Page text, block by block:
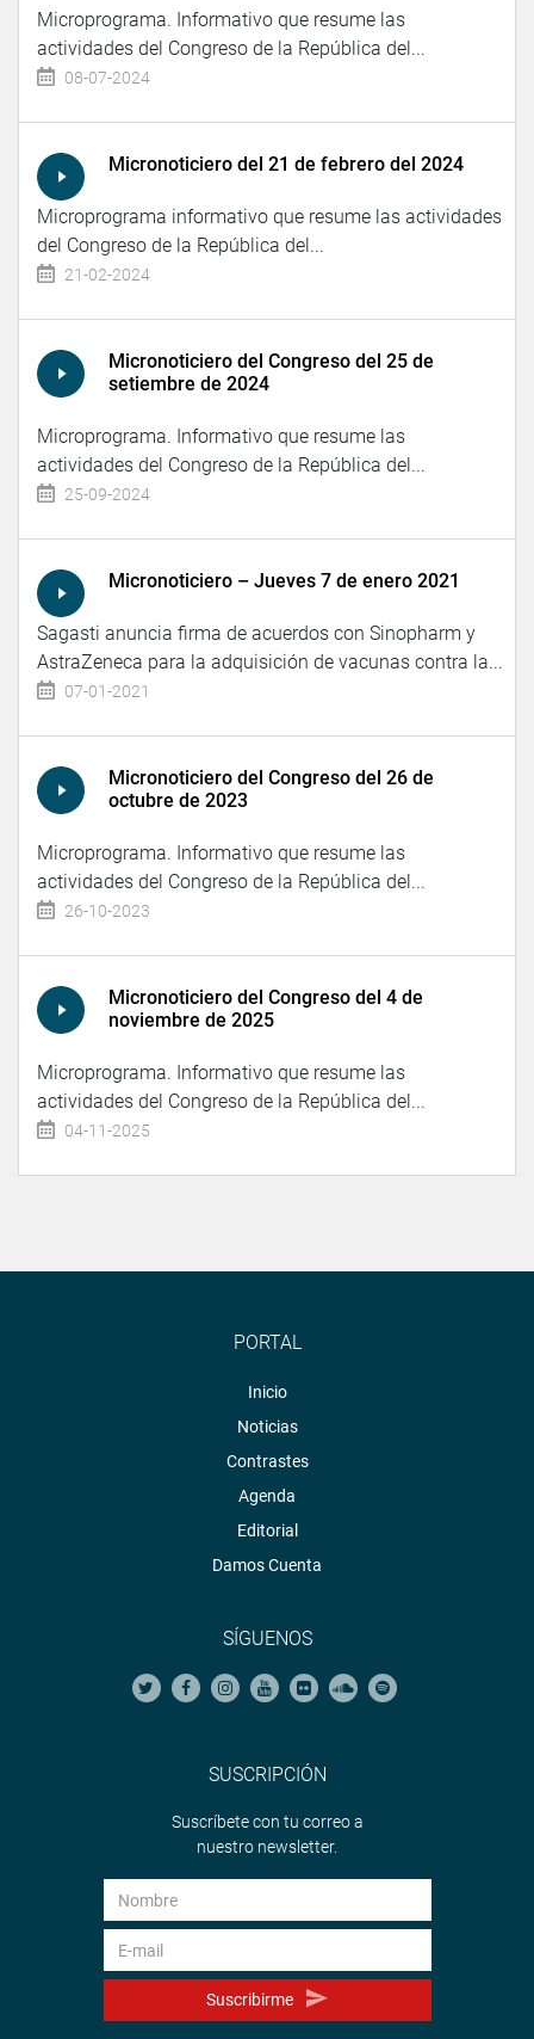
Microprograma. Informativo que resume las
actividades del Congreso de la República del...
08-07-2024
Micronoticiero del 21 de febrero del 2024
Microprograma informativo que resume las actividades
del Congreso de la República del...
21-02-2024
Micronoticiero del Congreso del 25 de
setiembre de 2024
Microprograma. Informativo que resume las
actividades del Congreso de la República del...
25-09-2024
Micronoticiero – Jueves 7 de enero 2021
Sagasti anuncia firma de acuerdos con Sinopharm y
AstraZeneca para la adquisición de vacunas contra la...
07-01-2021
Micronoticiero del Congreso del 26 de
octubre de 2023
Microprograma. Informativo que resume las
actividades del Congreso de la República del...
26-10-2023
Micronoticiero del Congreso del 4 de
noviembre de 2025
Microprograma. Informativo que resume las
actividades del Congreso de la República del...
04-11-2025
PORTAL
Inicio
Noticias
Contrastes
Agenda
Editorial
Damos Cuenta
SÍGUENOS
SUSCRIPCIÓN
Suscríbete con tu correo a
nuestro newsletter.
Suscribirme